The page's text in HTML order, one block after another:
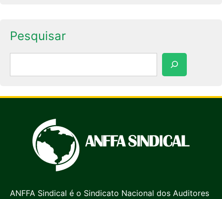
Pesquisar
ANFFA Sindical é o Sindicato Nacional dos Auditores